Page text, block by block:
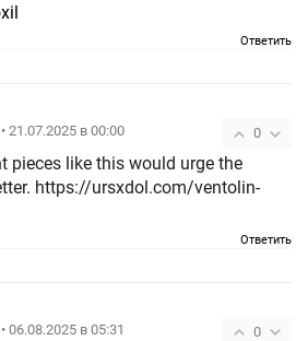
Ответить
0
• 21.07.2025 в 00:00
pieces like this would urge the
https://ursxdol.com/ventolin-
Ответить
0
• 06.08.2025 в 05:31